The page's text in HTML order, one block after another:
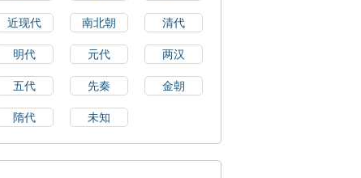
近现代 南北朝 清代
明代 元代 两汉
五代 先秦 金朝
隋代 未知